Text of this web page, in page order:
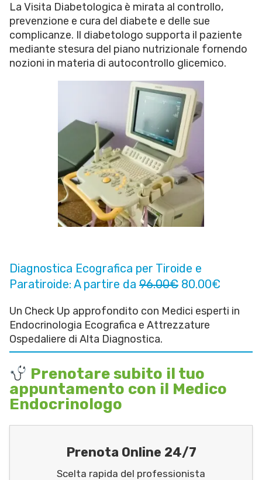
La Visita Diabetologica è mirata al controllo,
prevenzione e cura del diabete e delle sue
complicanze. Il diabetologo supporta il paziente
mediante stesura del piano nutrizionale fornendo
nozioni in materia di autocontrollo glicemico.
Diagnostica Ecografica per Tiroide e
Paratiroide: A partire da 96.00€ 80.00€
Un Check Up approfondito con Medici esperti in
Endocrinologia Ecografica e Attrezzature
Ospedaliere di Alta Diagnostica.
Prenotare subito il tuo
appuntamento con il Medico
Endocrinologo
Prenota Online 24/7
Scelta rapida del professionista